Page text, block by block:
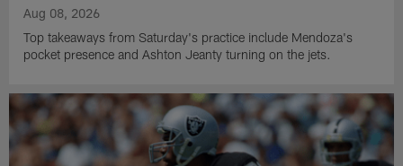
Aug 08, 2026
Top takeaways from Saturday's practice include Mendoza's
pocket presence and Ashton Jeanty turning on the jets.